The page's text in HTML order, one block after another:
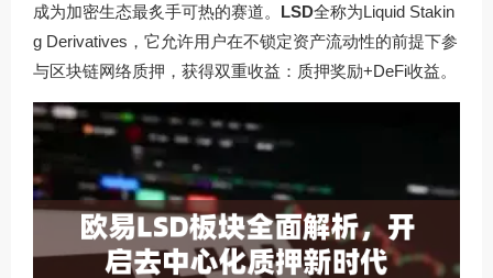
成为加密生态最炙手可热的赛道。 LSD全称为Liquid Stakin
g Derivatives，它允许用户在不锁定资产流动性的前提下参
与区块链网络质押，获得双重收益：质押奖励+DeFi收益。